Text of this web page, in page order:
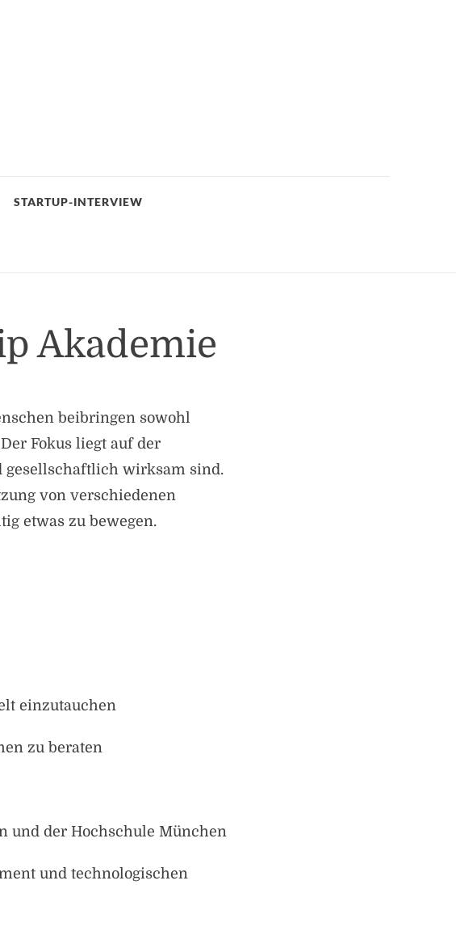
STARTUP-INTERVIEW
Akademie
beibringen sowohl
Fokus liegt auf der
wirksam sind.
von verschiedenen
etwas zu bewegen.
einzutauchen
zu beraten
und der Hochschule München
und technologischen